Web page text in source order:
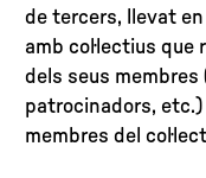
de tercers, llevat en
amb col·lectius
dels seus
patrocinadors,
membres del